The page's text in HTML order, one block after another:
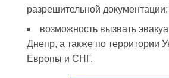
разрешительной документации;
возможность вызвать
Днепр, а также по территории
Европы и СНГ.